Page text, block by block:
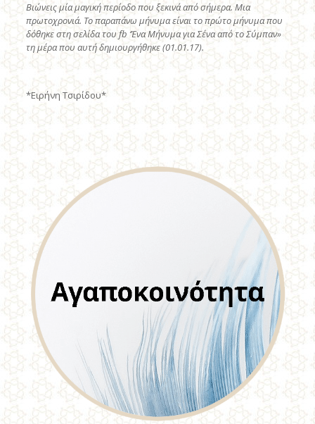
Βιώνεις μία μαγική περίοδο που ξεκινά από σήμερα. Μια
πρωτοχρονιά. Το παραπάνω μήνυμα είναι το πρώτο μήνυμα που
δόθηκε στη σελίδα του fb ‘Ένα Μήνυμα για Σένα από το Σύμπαν»
τη μέρα που αυτή δημιουργήθηκε (01.01.17).
*Ειρήνη Τσιρίδου*